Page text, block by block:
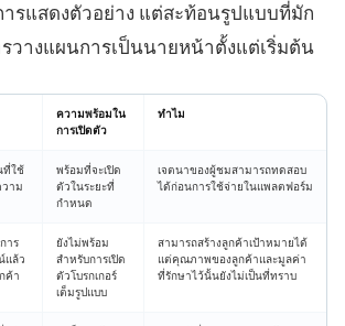
ารแสดงตัวอย่าง แต่สะท้อนรูปแบบที่มัก
วางแผนการเป็นนายหน้าตั้งแต่เริ่มต้น
ความพร้อมใน
การเปิดตัว
ทำไม
ที่ใช้
าม
พร้อมที่จะเปิด
ตัวในระยะที่
กำหนด
เจตนาของผู้ชมสามารถทดสอบ
ได้ก่อนการใช้จ่ายในแพลตฟอร์ม
าร
แล้ว
ค้า
ยังไม่พร้อม
สำหรับการเปิด
ตัวโบรกเกอร์
เต็มรูปแบบ
สามารถสร้างลูกค้าเป้าหมายได้
แต่คุณภาพของลูกค้าและมูลค่า
ที่รักษาไว้นั้นยังไม่เป็นที่ทราบ